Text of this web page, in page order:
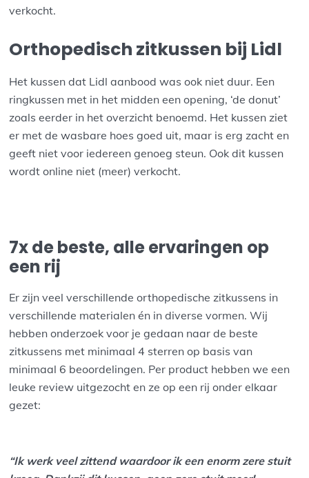
verkocht.
Orthopedisch zitkussen bij Lidl
Het kussen dat Lidl aanbood was ook niet duur. Een
ringkussen met in het midden een opening, ‘de donut’
zoals eerder in het overzicht benoemd. Het kussen ziet
er met de wasbare hoes goed uit, maar is erg zacht en
geeft niet voor iedereen genoeg steun. Ook dit kussen
wordt online niet (meer) verkocht.
7x de beste, alle ervaringen op
een rij
Er zijn veel verschillende orthopedische zitkussens in
verschillende materialen én in diverse vormen. Wij
hebben onderzoek voor je gedaan naar de beste
zitkussens met minimaal 4 sterren op basis van
minimaal 6 beoordelingen. Per product hebben we een
leuke review uitgezocht en ze op een rij onder elkaar
gezet:
“Ik werk veel zittend waardoor ik een enorm zere stuit